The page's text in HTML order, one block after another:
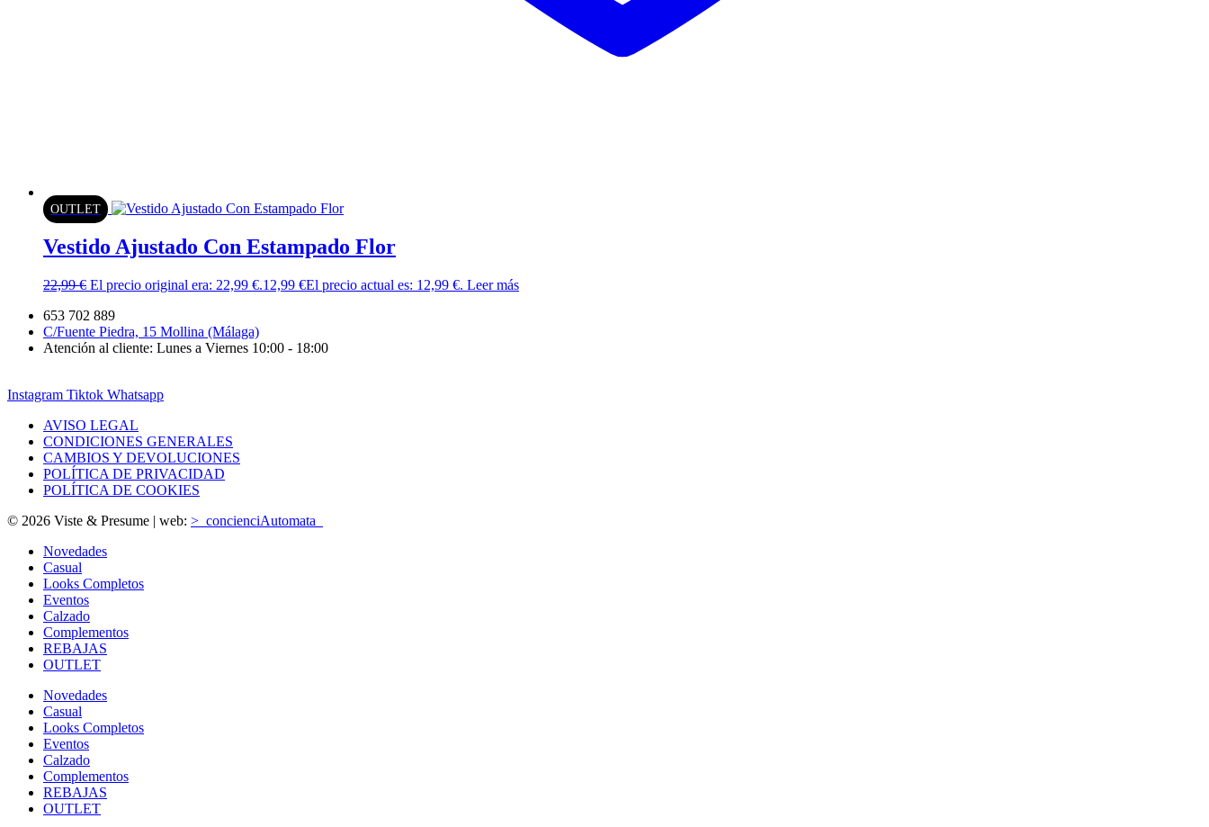
OUTLET
Vestido Ajustado Con Estampado Flor
22,99€ El precio original era: 22,99 €.12,99 €El precio actual es: 12,99 €. Leer más
653 702 889
C/Fuente Piedra, 15 Mollina (Málaga)
Atención al cliente: Lunes a Viernes 10:00 - 18:00
Instagram Tiktok Whatsapp
AVISO LEGAL
CONDICIONES GENERALES
CAMBIOS Y DEVOLUCIONES
POLÍTICA DE PRIVACIDAD
POLÍTICA DE COOKIES
© 2026 Viste & Presume | web: >_concienciAutomata_
Novedades
Casual
Looks Completos
Eventos
Calzado
Complementos
REBAJAS
OUTLET
Novedades
Casual
Looks Completos
Eventos
Calzado
Complementos
REBAJAS
OUTLET